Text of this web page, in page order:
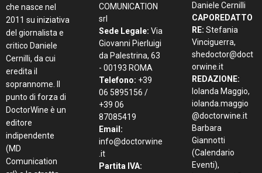
che nasce nel
2011 su iniziativa
del giornalista e
critico Daniele
Cernilli, da cui
eredita il
soprannome. Il
punto di forza di
DoctorWine è un
editore
indipendente
(MD
Comunication
COMUNICATION
srl
Sede Legale: Via
Giovanni Pierluigi
da Palestrina, 63
- 00193 ROMA
Telefono: +39
06 5895156 /
+39 06
87085419
Email:
info@doctorwine
.it
Partita IVA:
Daniele Cernilli
CAPOREDATTO
RE: Stefania
Vinciguerra,
shedoctor@doct
orwine.it
REDAZIONE:
Iolanda Maggio,
iolanda.maggio
@doctorwine.it
Barbara
Giannotti
(Calendario
Eventi),